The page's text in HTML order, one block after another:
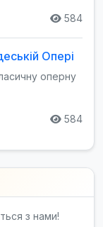
584
Опері
оперну
584
з нами!